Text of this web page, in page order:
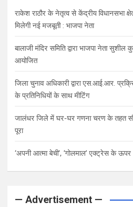
राकेश राठौर के नेतृत्व से केंद्रीय विधानसभा
मिलेगी नई मजबूती : भाजपा नेता
बालाजी मंदिर समिति द्वारा भाजपा नेता सुशील
आयोजित
जिला चुनाव अधिकारी द्वारा एस.आई.आर.
के प्रतिनिधियों के साथ मीटिंग
जालंधर जिले में घर-घर गणना चरण के तहत सौ
पूरा
‘अपनी आत्मा बेची’, ‘गोलमाल’ एक्ट्रेस के
— Advertisement —